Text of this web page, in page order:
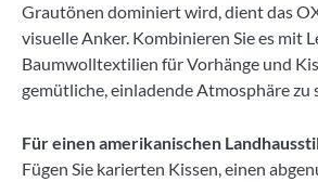
Grautönen dominiert wird, dient das
visuelle Anker. Kombinieren Sie es mit
Baumwolltextilien für Vorhänge und
gemütliche, einladende Atmosphäre zu
Für einen amerikanischen
Fügen Sie karierten Kissen, einen